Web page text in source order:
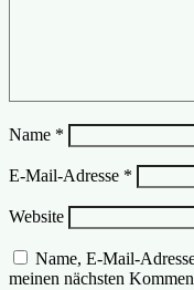
Name *
E-Mail-Adresse *
Website
Name, E-Mail-
meinen nächsten